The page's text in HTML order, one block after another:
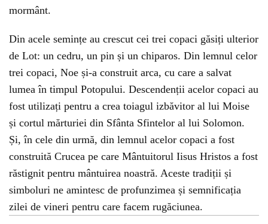
mormânt.
Din acele semințe au crescut cei trei copaci găsiți ulterior
de Lot: un cedru, un pin și un chiparos. Din lemnul celor
trei copaci, Noe și-a construit arca, cu care a salvat
lumea în timpul Potopului. Descendenții acelor copaci au
fost utilizați pentru a crea toiagul izbăvitor al lui Moise
și cortul mărturiei din Sfânta Sfintelor al lui Solomon.
Și, în cele din urmă, din lemnul acelor copaci a fost
construită Crucea pe care Mântuitorul Iisus Hristos a fost
răstignit pentru mântuirea noastră. Aceste tradiții și
simboluri ne amintesc de profunzimea și semnificația
zilei de vineri pentru care facem rugăciunea.